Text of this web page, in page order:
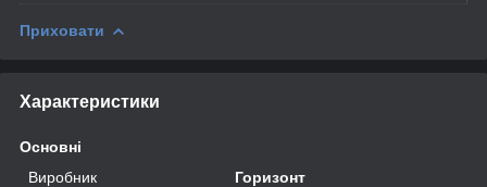
Приховати
Характеристики
Основні
Виробник
Горизонт